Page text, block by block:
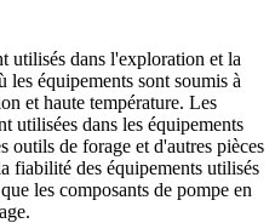
utilisés dans l'exploration et la
les équipements sont soumis à
et haute température. Les
utilisées dans les équipements
outils de forage et d'autres pièces
fiabilité des équipements utilisés
les composants de pompe en